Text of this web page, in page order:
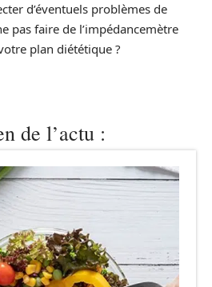
d’éventuels problèmes de
pas faire de l’impédancemètre
plan diététique ?
de l’actu :